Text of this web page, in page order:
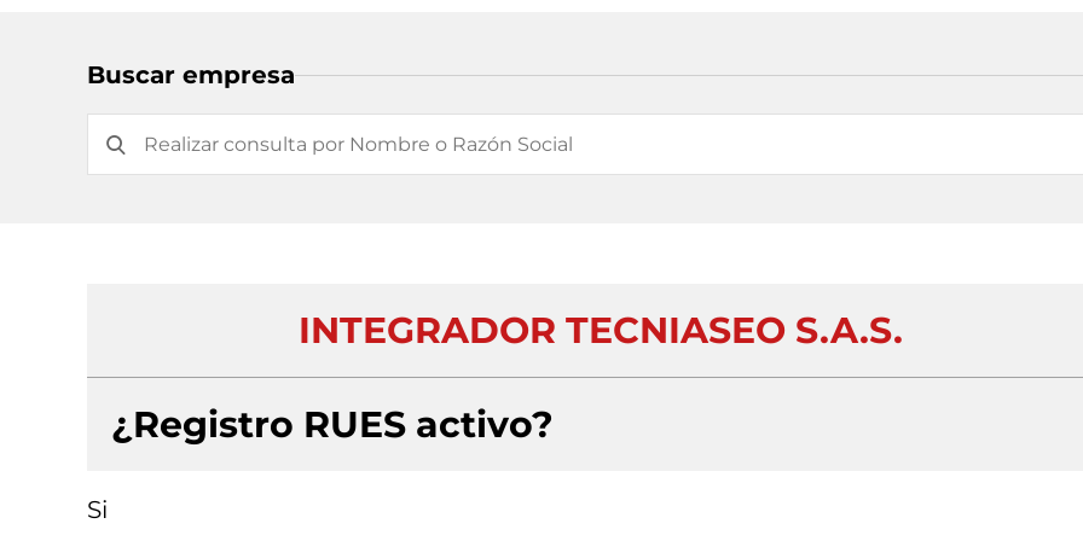
Buscar empresa
INTEGRADOR TECNIASEO S.A.S.
¿Registro RUES activo?
Si